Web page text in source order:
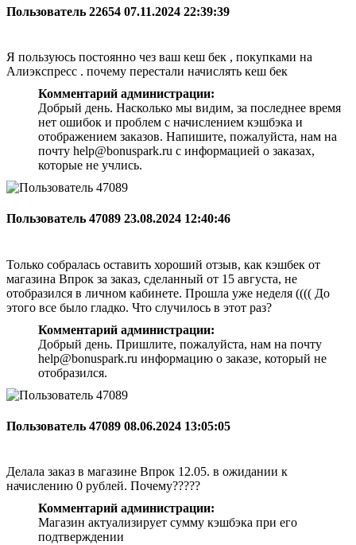
Пользователь 22654 07.11.2024 22:39:39
Я пользуюсь постоянно чез ваш кеш бек , покупками на
Алиэкспресс . почему перестали начислять кеш бек
Комментарий администрации:
Добрый день. Насколько мы видим, за последнее время
нет ошибок и проблем с начислением кэшбэка и
отображением заказов. Напишите, пожалуйста, нам на
почту help@bonuspark.ru с информацией о заказах,
которые не учлись.
Пользователь 47089 23.08.2024 12:40:46
Только собралась оставить хороший отзыв, как кэшбек от
магазина Впрок за заказ, сделанный от 15 августа, не
отобразился в личном кабинете. Прошла уже неделя (((( До
этого все было гладко. Что случилось в этот раз?
Комментарий администрации:
Добрый день. Пришлите, пожалуйста, нам на почту
help@bonuspark.ru информацию о заказе, который не
отобразился.
Пользователь 47089 08.06.2024 13:05:05
Делала заказ в магазине Впрок 12.05. в ожидании к
начислению 0 рублей. Почему?????
Комментарий администрации:
Магазин актуализирует сумму кэшбэка при его
подтверждении